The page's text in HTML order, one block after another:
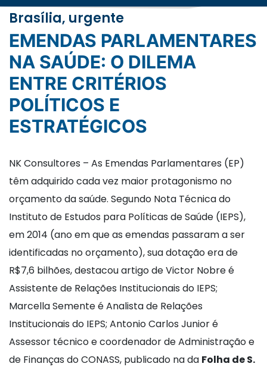
Brasília, urgente
EMENDAS PARLAMENTARES
NA SAÚDE: O DILEMA
ENTRE CRITÉRIOS
POLÍTICOS E
ESTRATÉGICOS
NK Consultores – As Emendas Parlamentares (EP)
têm adquirido cada vez maior protagonismo no
orçamento da saúde. Segundo Nota Técnica do
Instituto de Estudos para Políticas de Saúde (IEPS),
em 2014 (ano em que as emendas passaram a ser
identificadas no orçamento), sua dotação era de
R$7,6 bilhões, destacou artigo de Victor Nobre é
Assistente de Relações Institucionais do IEPS;
Marcella Semente é Analista de Relações
Institucionais do IEPS; Antonio Carlos Junior é
Assessor técnico e coordenador de Administração e
de Finanças do CONASS, publicado na da Folha de S.